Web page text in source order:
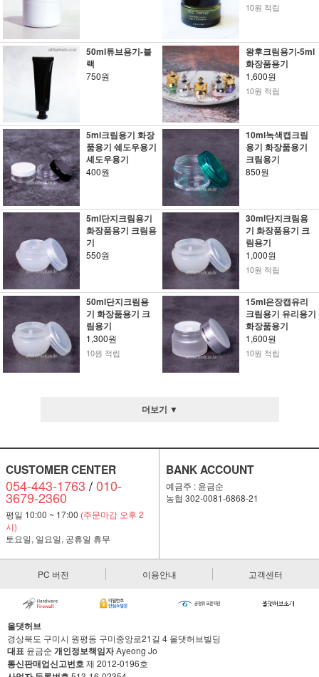
10원 적립
50ml튜브용기-블
랙
750원
왕후크림용기-5ml
화장품용기
1,600원
10원 적립
5ml크림용기 화장
품용기 쉐도우용기
셰도우용기
400원
10ml녹색캡크림
용기 화장품용기
크림용기
850원
5ml단지크림용기
화장품용기 크림용
기
550원
30ml단지크림용
기 화장품용기 크
림용기
1,000원
10원 적립
50ml단지크림용
기 화장품용기 크
림용기
1,300원
10원 적립
15ml은장캡유리
크림용기 유리용기
화장품용기
1,600원
10원 적립
더보기 ▼
CUSTOMER CENTER
054-443-1763 /010-
3679-2360
평일 10:00 ~ 17:00 (주문마감 오후 2
시)
토요일, 일요일, 공휴일 휴무
BANK ACCOUNT
예금주 : 윤금순
농협 302-0081-6868-21
PC 버전 이용안내 고객센터
올댓허브
경상북도 구미시 원평동 구미중앙로21길 4 올댓허브빌딩
대표 윤금순 개인정보책임자Ayeong Jo
통신판매업신고번호제 2012-0196호